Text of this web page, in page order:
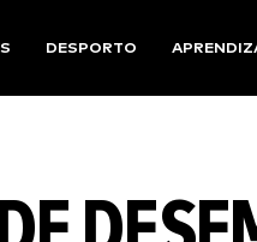
DESPORTO